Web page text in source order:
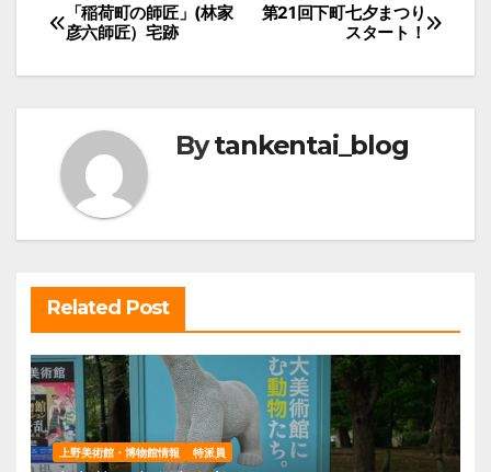
投
稿
ナ
ゲ
ー
シ
ョ
ン
第21回下町七夕まつり
スタート！
「稲荷町の師匠」(林家
彦六師匠）宅跡
Bytankentai_blog
Related Post
上野美術館・博物館情報 特派員